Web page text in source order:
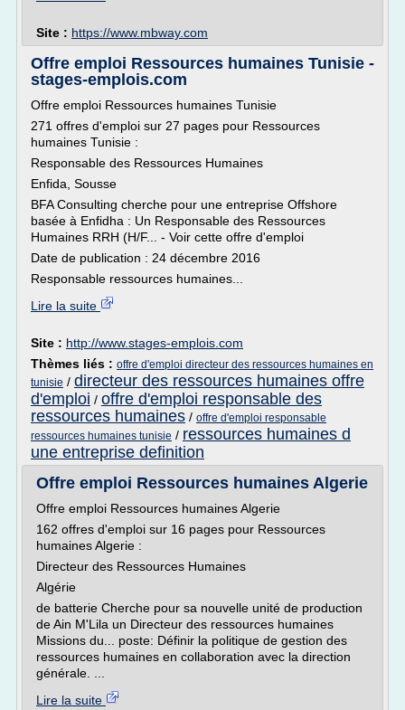
Site : https://www.mbway.com
Offre emploi Ressources humaines Tunisie -
stages-emplois.com
Offre emploi Ressources humaines Tunisie
271 offres d'emploi sur 27 pages pour Ressources
humaines Tunisie :
Responsable des Ressources Humaines
Enfida, Sousse
BFA Consulting cherche pour une entreprise Offshore
basée à Enfidha : Un Responsable des Ressources
Humaines RRH (H/F... - Voir cette offre d'emploi
Date de publication : 24 décembre 2016
Responsable ressources humaines...
Lire la suite
Site : http://www.stages-emplois.com
Thèmes liés : offre d'emploi directeur des ressources humaines en
tunisie / directeur des ressources humaines offre
d'emploi / offre d'emploi responsable des
ressources humaines / offre d'emploi responsable
ressources humaines tunisie / ressources humaines d
une entreprise definition
Offre emploi Ressources humaines Algerie
Offre emploi Ressources humaines Algerie
162 offres d'emploi sur 16 pages pour Ressources
humaines Algerie :
Directeur des Ressources Humaines
Algérie
de batterie Cherche pour sa nouvelle unité de production
de Ain M'Lila un Directeur des ressources humaines
Missions du... poste: Définir la politique de gestion des
ressources humaines en collaboration avec la direction
générale. ...
Lire la suite